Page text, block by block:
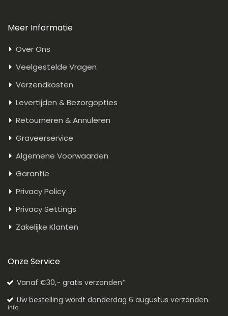
Meer Informatie
Over Ons
Veelgestelde Vragen
Verzendkosten
Levertijden & Bezorgopties
Retourneren & Annuleren
Graveerservice
Algemene Voorwaarden
Garantie
Privacy Policy
Privacy Settings
Zakelijke Klanten
Onze Service
Vanaf €30,- gratis verzonden*
Uw bestelling wordt donderdag 6 augustus verzonden.
info